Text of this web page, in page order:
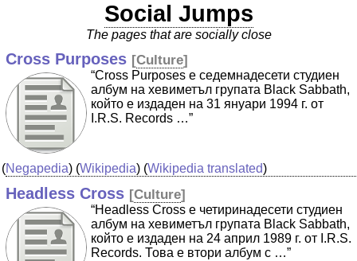
Social Jumps
The pages that are socially close
Cross Purposes [Culture]
“Cross Purposes е седемнадесети студиен
албум на хевиметъл групата Black Sabbath,
който е издаден на 31 януари 1994 г. от
I.R.S. Records …”
(Negapedia) (Wikipedia) (Wikipedia translated)
Headless Cross [Culture]
“Headless Cross е четиринадесети студиен
албум на хевиметъл групата Black Sabbath,
който е издаден на 24 април 1989 г. от I.R.S.
Records. Това е втори албум с …”